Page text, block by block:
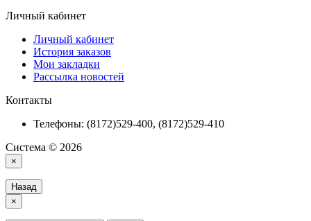
Личный кабинет
Личный кабинет
История заказов
Мои закладки
Рассылка новостей
Контакты
Телефоны: (8172)529-400, (8172)529-410
Система © 2026
×
Назад
×